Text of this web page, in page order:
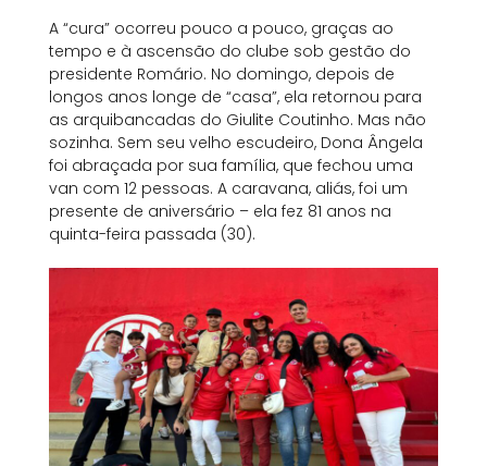
A “cura” ocorreu pouco a pouco, graças ao
tempo e à ascensão do clube sob gestão do
presidente Romário. No domingo, depois de
longos anos longe de “casa”, ela retornou para
as arquibancadas do Giulite Coutinho. Mas não
sozinha. Sem seu velho escudeiro, Dona Ângela
foi abraçada por sua família, que fechou uma
van com 12 pessoas. A caravana, aliás, foi um
presente de aniversário – ela fez 81 anos na
quinta-feira passada (30).